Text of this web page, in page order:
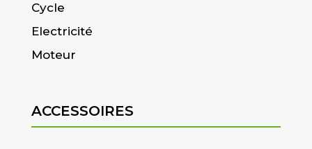
Cycle
Electricité
Moteur
ACCESSOIRES